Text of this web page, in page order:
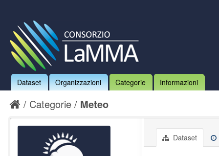
Dataset Organizzazioni Categorie Informazioni
Categorie Meteo
Dataset